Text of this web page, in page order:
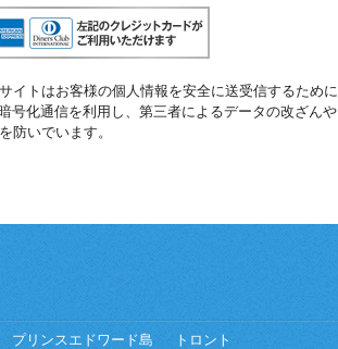
イトはお客様の個人情報を安全に送受信するために
号化通信を利用し、第三者によるデータの改ざんや
防いでいます。
プリンスエドワード島
トロント